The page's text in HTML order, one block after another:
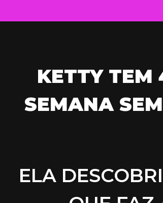
KETTY TEM
SEMANA
ELA